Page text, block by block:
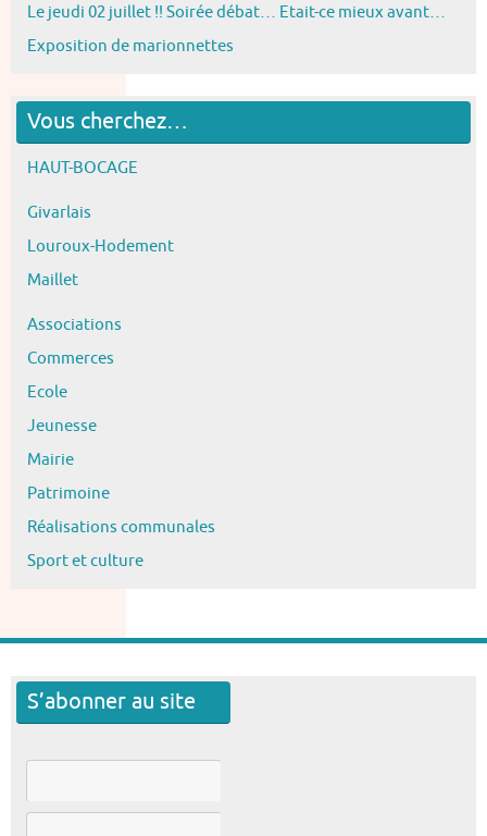
Le jeudi 02 juillet !! Soirée débat… Etait-ce mieux avant…
Exposition de marionnettes
Vous cherchez…
HAUT-BOCAGE
Givarlais
Louroux-Hodement
Maillet
Associations
Commerces
Ecole
Jeunesse
Mairie
Patrimoine
Réalisations communales
Sport et culture
S’abonner au site